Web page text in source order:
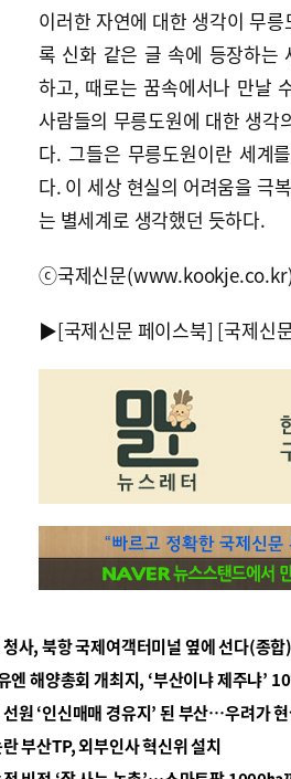
이러한 자연에 대한 생각이 무
록 신화 같은 글 속에 등장하는
하고, 때로는 꿈속에서나 만날
사람들의 무릉도원에 대한 생각
다. 그들은 무릉도원이란 세계
다. 이 세상 현실의 어려움을 극
는 별세계로 생각했던 듯하다.
ⓒ국제신문
▶[국제신문 페이스북] [국제신
사, 북항 국제여객터미널 옆에 선다(종합)
해양총회 개최지, ‘부산이냐 제주냐’
원 ‘인신매매 경유지’ 된 부산…우려가
부산TP, 외부인사 혁신위 설치